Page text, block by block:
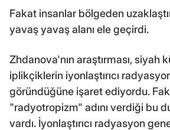
Fakat insanlar bölgeden
yavaş yavaş alanı ele geçirdi.
Zhdanova'nın araştırması, siyah
iplikçiklerin iyonlaştırıcı
göründüğüne işaret ediyordu.
"radyotropizm" adını verdiği bu
vardı. İyonlaştırıcı radyasyon